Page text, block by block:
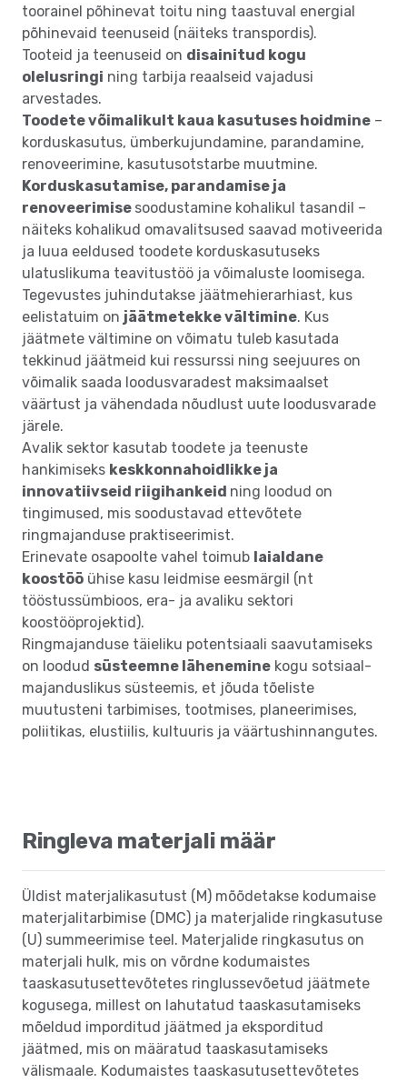
toorainel põhinevat toitu ning taastuval energial
põhinevaid teenuseid (näiteks transpordis).
Tooteid ja teenuseid on disainitud kogu
olelusringi ning tarbija reaalseid vajadusi
arvestades.
Toodete võimalikult kaua kasutuses hoidmine –
korduskasutus, ümberkujundamine, parandamine,
renoveerimine, kasutusotstarbe muutmine.
Korduskasutamise, parandamise ja
renoveerimise soodustamine kohalikul tasandil –
näiteks kohalikud omavalitsused saavad motiveerida
ja luua eeldused toodete korduskasutuseks
ulatuslikuma teavitustöö ja võimaluste loomisega.
Tegevustes juhindutakse jäätmehierarhiast, kus
eelistatuim on jäätmetekke vältimine. Kus
jäätmete vältimine on võimatu tuleb kasutada
tekkinud jäätmeid kui ressurssi ning seejuures on
võimalik saada loodusvaradest maksimaalset
väärtust ja vähendada nõudlust uute loodusvarade
järele.
Avalik sektor kasutab toodete ja teenuste
hankimiseks keskkonnahoidlikke ja
innovatiivseid riigihankeid ning loodud on
tingimused, mis soodustavad ettevõtete
ringmajanduse praktiseerimist.
Erinevate osapoolte vahel toimub laialdane
koostöö ühise kasu leidmise eesmärgil (nt
tööstussümbioos, era- ja avaliku sektori
koostööprojektid).
Ringmajanduse täieliku potentsiaali saavutamiseks
on loodud süsteemne lähenemine kogu sotsiaal-
majanduslikus süsteemis, et jõuda tõeliste
muutusteni tarbimises, tootmises, planeerimises,
poliitikas, elustiilis, kultuuris ja väärtushinnangutes.
Ringleva materjali määr
Üldist materjalikasutust (M) mõõdetakse kodumaise
materjalitarbimise (DMC) ja materjalide ringkasutuse
(U) summeerimise teel. Materjalide ringkasutus on
materjali hulk, mis on võrdne kodumaistes
taaskasutusettevõtetes ringlussevõetud jäätmete
kogusega, millest on lahutatud taaskasutamiseks
mõeldud imporditud jäätmed ja eksporditud
jäätmed, mis on määratud taaskasutamiseks
välismaale. Kodumaistes taaskasutusettevõtetes